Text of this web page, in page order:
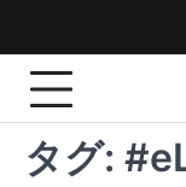
タグ: